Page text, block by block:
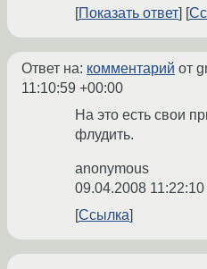
Показать ответ
Ответ на: комментарий от
11:10:59 +00:00
На это есть свои
флудить.
anonymous
09.04.2008
Ссылка